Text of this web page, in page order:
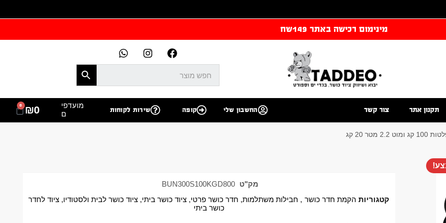
מינימום רכישה באתר 149שח
תקנון אתר צור קשר החשבון שלי קופה שירות לקוחות
מועדפי
ם
₪0
0
20 קג
מק"ט
BUN300S100KGD800
קטגוריות הקמת חדר כושר , חבילות משתלמות, חדר כושר פרטי, ציוד כושר ביתי, ציוד כושר לבית ולסטודיו, ציוד לחדר
כושר ביתי